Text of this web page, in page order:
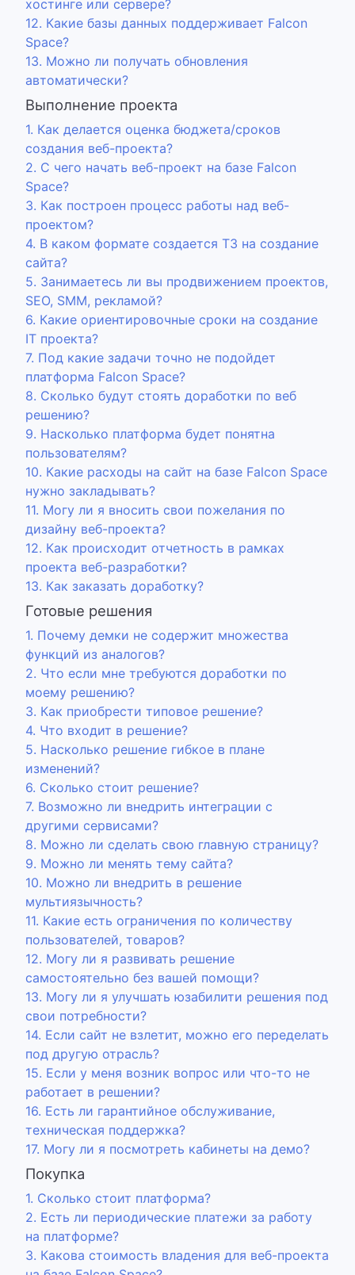
хостинге или сервере?
12. Какие базы данных поддерживает Falcon
Space?
13. Можно ли получать обновления
автоматически?
Выполнение проекта
1. Как делается оценка бюджета/сроков
создания веб-проекта?
2. С чего начать веб-проект на базе Falcon
Space?
3. Как построен процесс работы над веб-
проектом?
4. В каком формате создается ТЗ на создание
сайта?
5. Занимаетесь ли вы продвижением проектов,
SEO, SMM, рекламой?
6. Какие ориентировочные сроки на создание
IT проекта?
7. Под какие задачи точно не подойдет
платформа Falcon Space?
8. Сколько будут стоять доработки по веб
решению?
9. Насколько платформа будет понятна
пользователям?
10. Какие расходы на сайт на базе Falcon Space
нужно закладывать?
11. Могу ли я вносить свои пожелания по
дизайну веб-проекта?
12. Как происходит отчетность в рамках
проекта веб-разработки?
13. Как заказать доработку?
Готовые решения
1. Почему демки не содержит множества
функций из аналогов?
2. Что если мне требуются доработки по
моему решению?
3. Как приобрести типовое решение?
4. Что входит в решение?
5. Насколько решение гибкое в плане
изменений?
6. Сколько стоит решение?
7. Возможно ли внедрить интеграции с
другими сервисами?
8. Можно ли сделать свою главную страницу?
9. Можно ли менять тему сайта?
10. Можно ли внедрить в решение
мультиязычность?
11. Какие есть ограничения по количеству
пользователей, товаров?
12. Могу ли я развивать решение
самостоятельно без вашей помощи?
13. Могу ли я улучшать юзабилити решения под
свои потребности?
14. Если сайт не взлетит, можно его переделать
под другую отрасль?
15. Если у меня возник вопрос или что-то не
работает в решении?
16. Есть ли гарантийное обслуживание,
техническая поддержка?
17. Могу ли я посмотреть кабинеты на демо?
Покупка
1. Сколько стоит платформа?
2. Есть ли периодические платежи за работу
на платформе?
3. Какова стоимость владения для веб-проекта